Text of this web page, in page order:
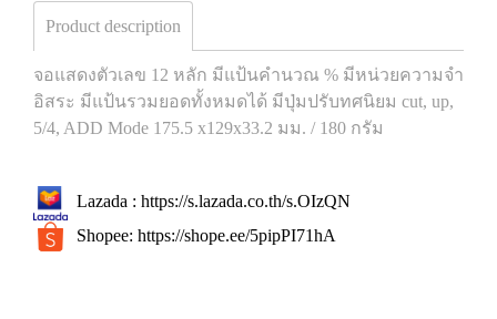
Product description
จอแสดงตัวเลข 12 หลัก มีแป้นคำนวณ % มีหน่วยความจำ
อิสระ มีแป้นรวมยอดทั้งหมดได้ มีปุ่มปรับทศนิยม cut, up,
5/4, ADD Mode 175.5 x129x33.2 มม. / 180 กรัม
Lazada : https://s.lazada.co.th/s.OIzQN
Shopee: https://shope.ee/5pipPI71hA